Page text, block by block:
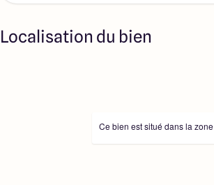
Localisation du bien
Ce bien est situé dans la zone